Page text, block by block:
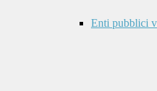
Enti pubblici